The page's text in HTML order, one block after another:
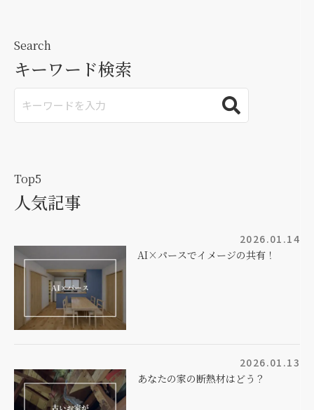
Search
キーワード検索
Top5
人気記事
2026.01.14
AI×パースでイメージの共有！
2026.01.13
あなたの家の断熱材はどう？